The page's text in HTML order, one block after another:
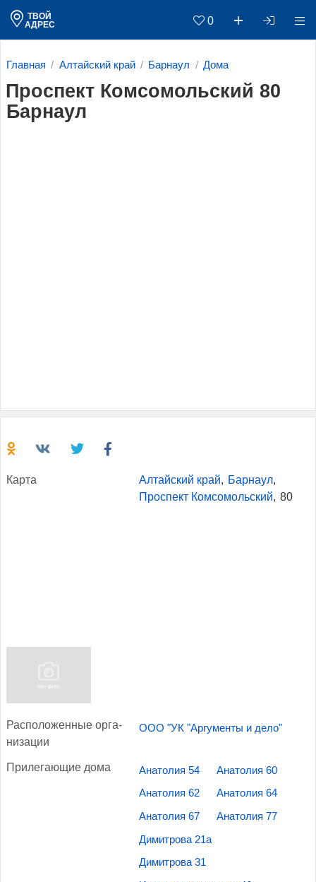
ТВОЙ
АДРЕС
0
Главная Алтайский край Барнаул Дома
Проспект Комсомольский 80
Барнаул
Кар­та Алтайский край, Барнаул,
Проспект Комсомольский, 80
Рас­по­ложен­ные ор­га­
низа­ции
ООО "УК "Аргументы и дело"
При­лега­ющие до­ма Анатолия 54 Анатолия 60
Анатолия 62 Анатолия 64
Анатолия 67 Анатолия 77
Димитрова 21а
Димитрова 31